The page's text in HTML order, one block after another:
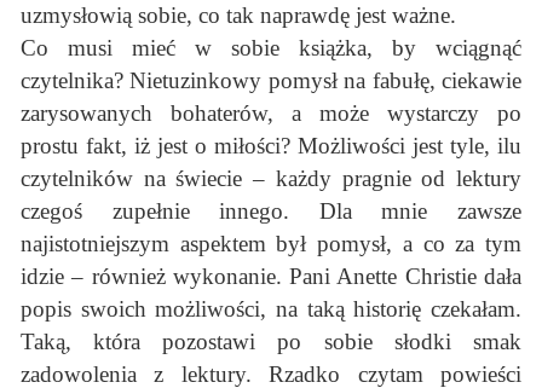
uzmysłowią sobie, co tak naprawdę jest ważne.
Co musi mieć w sobie książka, by wciągnąć
czytelnika? Nietuzinkowy pomysł na fabułę, ciekawie
zarysowanych bohaterów, a może wystarczy po
prostu fakt, iż jest o miłości? Możliwości jest tyle, ilu
czytelników na świecie – każdy pragnie od lektury
czegoś zupełnie innego. Dla mnie zawsze
najistotniejszym aspektem był pomysł, a co za tym
idzie – również wykonanie. Pani Anette Christie dała
popis swoich możliwości, na taką historię czekałam.
Taką, która pozostawi po sobie słodki smak
zadowolenia z lektury. Rzadko czytam powieści